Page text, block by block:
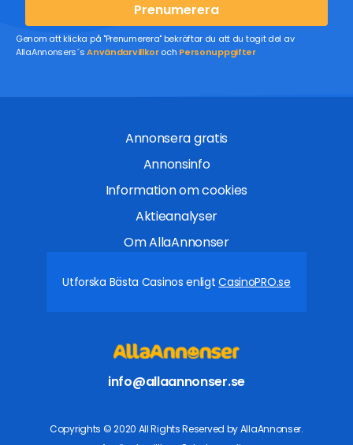
Prenumerera
Genom att klicka på "Prenumerera" bekräftar du att du tagit del av
AllaAnnonsers´sAnvändarvillkoroch Personuppgifter
Annonsera gratis
Annonsinfo
Information om cookies
Aktieanalyser
Om AllaAnnonser
Utforska Bästa Casinos enligtCasinoPRO.se
info@allaannonser.se
Copyrights © 2020 All Rights Reserved by AllaAnnonser.